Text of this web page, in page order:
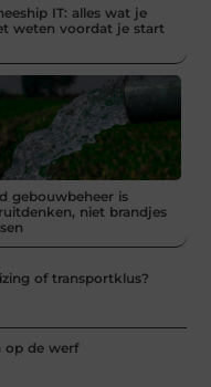
IT: alles wat je
weten voordat je start
gebouwbeheer is
niet brandjes
of transportklus?
op de werf